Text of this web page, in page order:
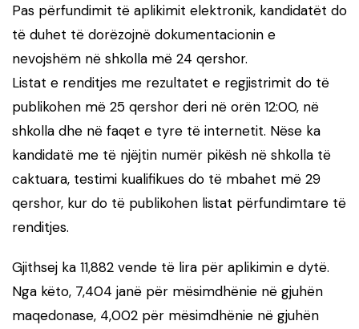
Pas përfundimit të aplikimit elektronik, kandidatët do
të duhet të dorëzojnë dokumentacionin e
nevojshëm në shkolla më 24 qershor.
Listat e renditjes me rezultatet e regjistrimit do të
publikohen më 25 qershor deri në orën 12:00, në
shkolla dhe në faqet e tyre të internetit. Nëse ka
kandidatë me të njëjtin numër pikësh në shkolla të
caktuara, testimi kualifikues do të mbahet më 29
qershor, kur do të publikohen listat përfundimtare të
renditjes.
Gjithsej ka 11,882 vende të lira për aplikimin e dytë.
Nga këto, 7,404 janë për mësimdhënie në gjuhën
maqedonase, 4,002 për mësimdhënie në gjuhën